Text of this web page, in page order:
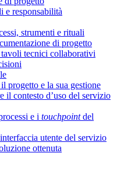
e responsabilità
strumenti e rituali
di progetto
tecnici collaborativi
progetto e la sua gestione
il contesto d’uso del servizio
e i touchpointdel
utente del servizio
ottenuta